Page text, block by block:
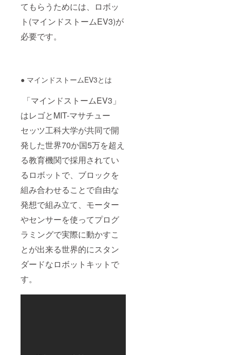
てもらうためには、ロボッ
ト(マインドストームEV3)が
必要です。
● マインドストームEV3とは
「マインドストームEV3」
はレゴとMIT-マサチュー
セッツ工科大学が共同で開
発した世界70か国5万を超え
る教育機関で採用されてい
るロボットで、ブロックを
組み合わせることで自由な
発想で組み立て、モーター
やセンサーを使ってプログ
ラミングで実際に動かすこ
とが出来る世界的にスタン
ダードなロボットキットで
す。